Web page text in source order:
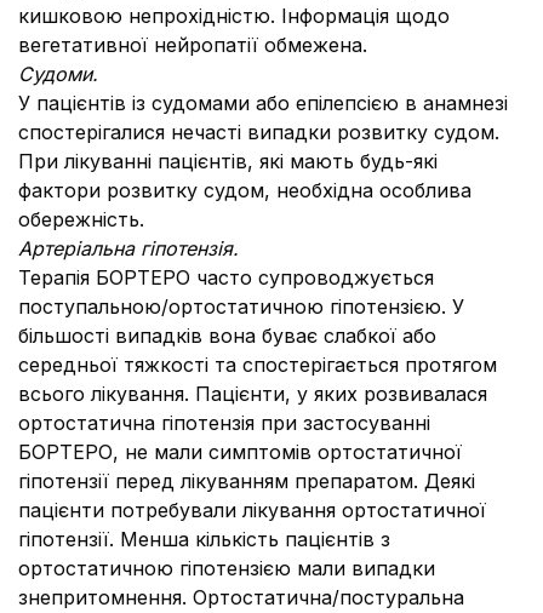
кишковою непрохідністю. Інформація щодо
вегетативної нейропатії обмежена.
Судоми.
У пацієнтів із судомами або епілепсією в анамнезі
спостерігалися нечасті випадки розвитку судом.
При лікуванні пацієнтів, які мають будь-які
фактори розвитку судом, необхідна особлива
обережність.
Артеріальна гіпотензія.
Терапія БОРТЕРО часто супроводжується
поступальною/ортостатичною гіпотензією. У
більшості випадків вона буває слабкої або
середньої тяжкості та спостерігається протягом
всього лікування. Пацієнти, у яких розвивалася
ортостатична гіпотензія при застосуванні
БОРТЕРО, не мали симптомів ортостатичної
гіпотензії перед лікуванням препаратом. Деякі
пацієнти потребували лікування ортостатичної
гіпотензії. Менша кількість пацієнтів з
ортостатичною гіпотензією мали випадки
знепритомнення. Ортостатична/постуральна